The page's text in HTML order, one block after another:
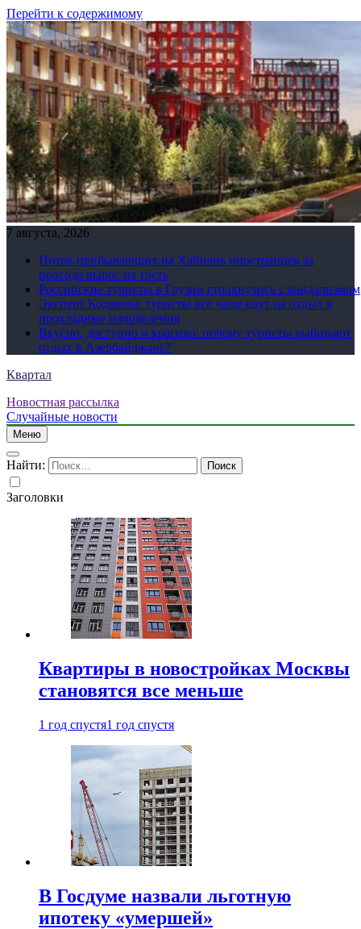
Перейти к содержимому
7 августа, 2026
Поток прибывающих на Хайнань иностранцев за
полгода вырос на треть
Российские туристы в Грузии столкнулись с вандализмом
Эксперт Кодякова: туристы все чаще едут на отдых в
прохладные направления
Вкусно, доступно и красиво: почему туристы выбирают
отдых в Азербайджане?
Квартал
Новостная рассылка
Случайные новости
Меню
Найти:
Заголовки
Квартиры в новостройках Москвы
становятся все меньше
1 год спустя1 год спустя
В Госдуме назвали льготную
ипотеку «умершей»